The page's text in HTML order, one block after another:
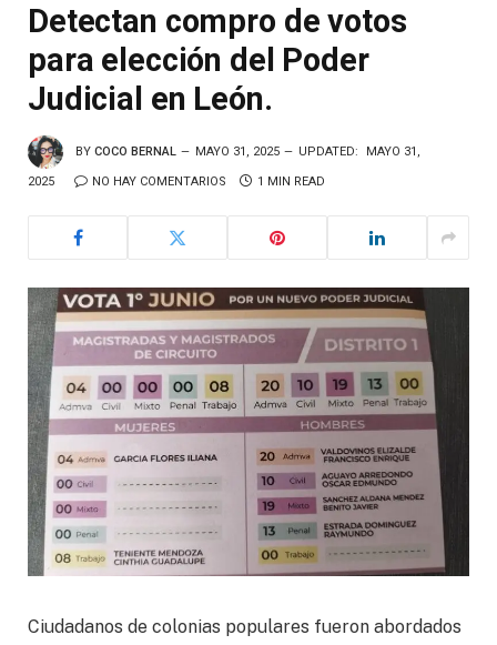
Detectan compro de votos
para elección del Poder
Judicial en León.
BY COCO BERNAL MAYO 31, 2025 UPDATED: MAYO 31,
2025 NO HAY COMENTARIOS 1 MIN READ
Ciudadanos de colonias populares fueron abordados